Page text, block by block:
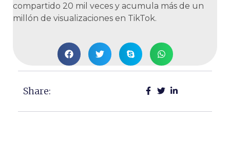
compartido 20 mil veces y acumula más de un
millón de visualizaciones en TikTok.
Share: